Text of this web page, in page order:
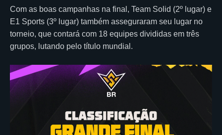
Com as boas campanhas na final, Team Solid (2º lugar) e
E1 Sports (3º lugar) também asseguraram seu lugar no
torneio, que contará com 18 equipes divididas em três
grupos, lutando pelo título mundial.